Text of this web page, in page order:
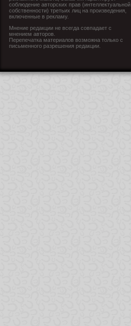
соблюдение авторских прав (интеллектуальной
собственности) третьих лиц на произведения,
включенные в рекламу.
Мнение редакции не всегда совпадает с
мнением авторов.
Перепечатка материалов возможна только с
письменного разрешения редакции.